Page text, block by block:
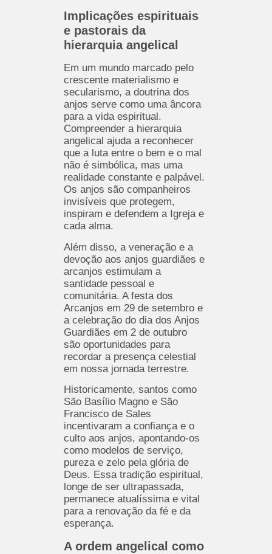
Implicações espirituais
e pastorais da
hierarquia angelical
Em um mundo marcado pelo
crescente materialismo e
secularismo, a doutrina dos
anjos serve como uma âncora
para a vida espiritual.
Compreender a hierarquia
angelical ajuda a reconhecer
que a luta entre o bem e o mal
não é simbólica, mas uma
realidade constante e palpável.
Os anjos são companheiros
invisíveis que protegem,
inspiram e defendem a Igreja e
cada alma.
Além disso, a veneração e a
devoção aos anjos guardiães e
arcanjos estimulam a
santidade pessoal e
comunitária. A festa dos
Arcanjos em 29 de setembro e
a celebração do dia dos Anjos
Guardiães em 2 de outubro
são oportunidades para
recordar a presença celestial
em nossa jornada terrestre.
Historicamente, santos como
São Basílio Magno e São
Francisco de Sales
incentivaram a confiança e o
culto aos anjos, apontando-os
como modelos de serviço,
pureza e zelo pela glória de
Deus. Essa tradição espiritual,
longe de ser ultrapassada,
permanece atualíssima e vital
para a renovação da fé e da
esperança.
A ordem angelical como